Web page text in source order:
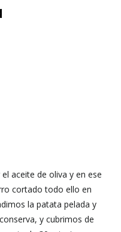
aceite de oliva y en ese
cortado todo ello en
la patata pelada y
y cubrimos de